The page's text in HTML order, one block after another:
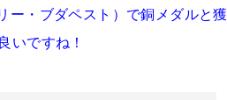
ー・ブダペスト）で銅メダルと獲
いですね！